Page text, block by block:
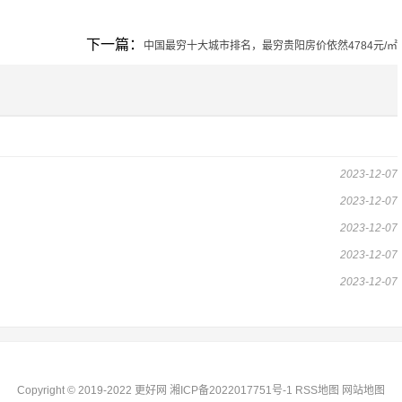
下一篇： 中国最穷十大城市排名，最穷贵阳房价依然4784元/㎡
2023-12-07
2023-12-07
2023-12-07
2023-12-07
2023-12-07
Copyright © 2019-2022 更好网 湘ICP备2022017751号-1 RSS地图 网站地图